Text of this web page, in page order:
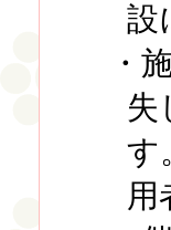
設
・
失
す
用